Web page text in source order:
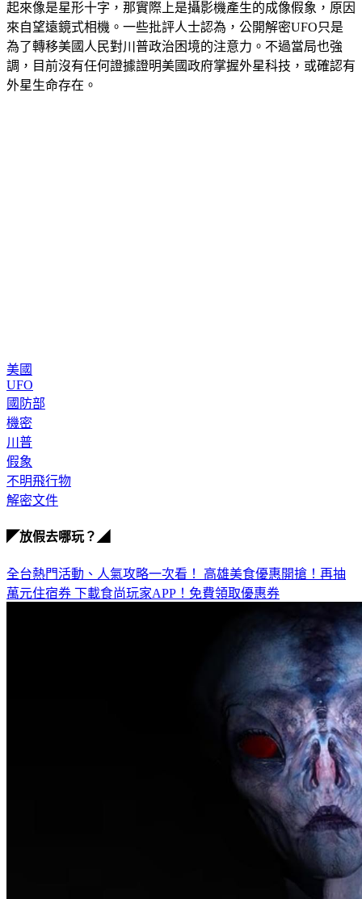
起來像是星形十字，那實際上是攝影機產生的成像假象，原因
來自望遠鏡式相機。一些批評人士認為，公開解密UFO只是
為了轉移美國人民對川普政治困境的注意力。不過當局也強
調，目前沒有任何證據證明美國政府掌握外星科技，或確認有
外星生命存在。
美國
UFO
國防部
機密
川普
假象
不明飛行物
解密文件
◤放假去哪玩？◢
全台熱門活動、人氣攻略一次看！ 高雄美食優惠開搶！再抽
萬元住宿券 下載食尚玩家APP！免費領取優惠券